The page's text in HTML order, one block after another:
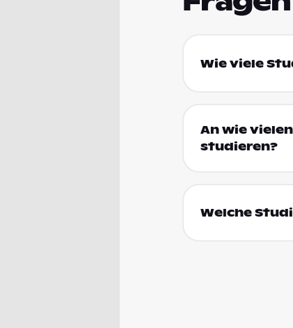
Wie viele
An wie
studieren?
Welche